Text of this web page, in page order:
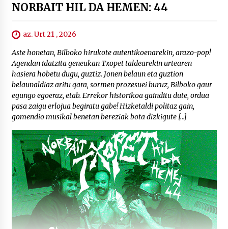
NORBAIT HIL DA HEMEN: 44
az. Urt 21 , 2026
Aste honetan, Bilboko hirukote autentikoenarekin, arazo-pop!
Agendan idatzita geneukan Txopet taldearekin urtearen
hasiera hobetu dugu, guztiz. Jonen belaun eta guztion
belaunaldiaz aritu gara, sormen prozesuei buruz, Bilboko gaur
egungo egoeraz, etab. Errekor historikoa gainditu dute, ordua
pasa zaigu erlojua begiratu gabe! Hizketaldi politaz gain,
gomendio musikal benetan bereziak bota dizkigute […]